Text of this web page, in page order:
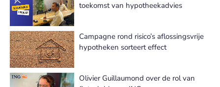
toekomst van hypotheekadvies
Campagne rond risico’s aflossingsvrije
hypotheken sorteert effect
Olivier Guillaumond over de rol van